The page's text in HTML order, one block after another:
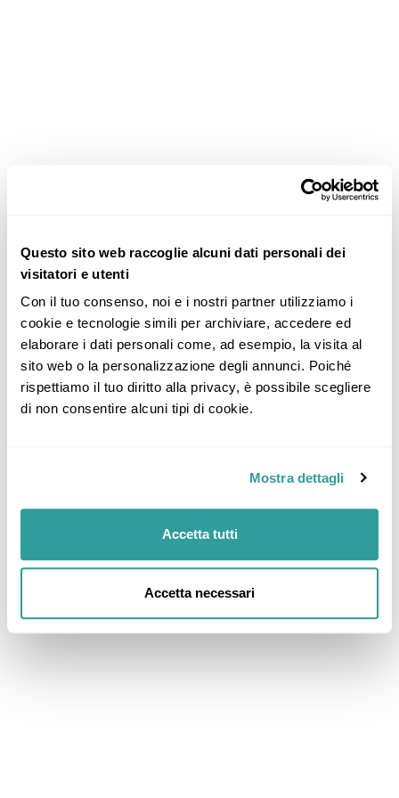
Questo sito web raccoglie alcuni dati personali dei
visitatori e utenti
Con il tuo consenso, noi e i nostri partner utilizziamo i
cookie e tecnologie simili per archiviare, accedere ed
elaborare i dati personali come, ad esempio, la visita al
sito web o la personalizzazione degli annunci. Poiché
rispettiamo il tuo diritto alla privacy, è possibile scegliere
di non consentire alcuni tipi di cookie.
Mostra dettagli
Accetta tutti
Accetta necessari